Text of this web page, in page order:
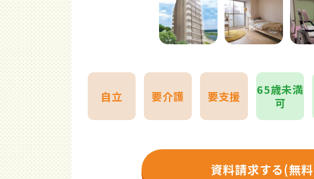
自立 要介護 要支援
65歳未満
可
資料請求する(無